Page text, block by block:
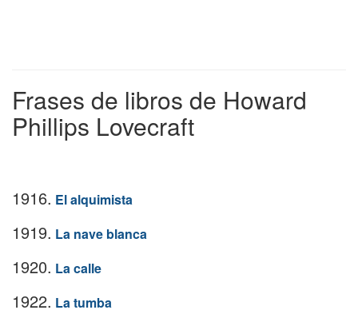
Frases de libros de Howard
Phillips Lovecraft
1916. El alquimista
1919. La nave blanca
1920. La calle
1922. La tumba